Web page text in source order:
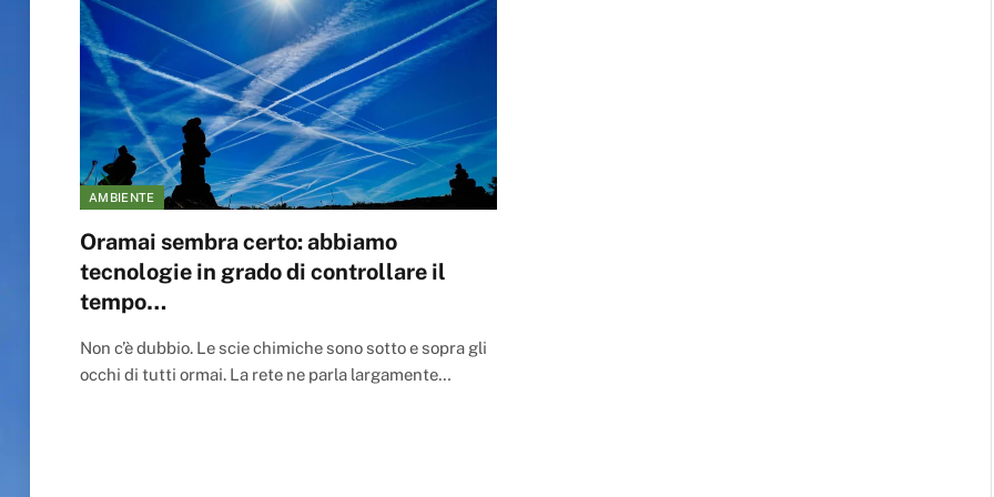
AMBIENTE
Oramai sembra certo: abbiamo
tecnologie in grado di controllare il
tempo…
Non c’è dubbio. Le scie chimiche sono sotto e sopra gli
occhi di tutti ormai. La rete ne parla largamente…